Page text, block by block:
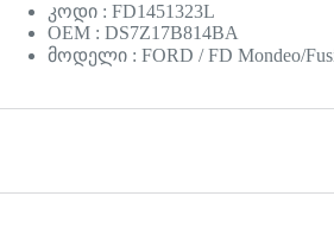
კოდი : FD1451323L
OEM : DS7Z17B814BA
მოდელი : FORD / FD Mondeo/